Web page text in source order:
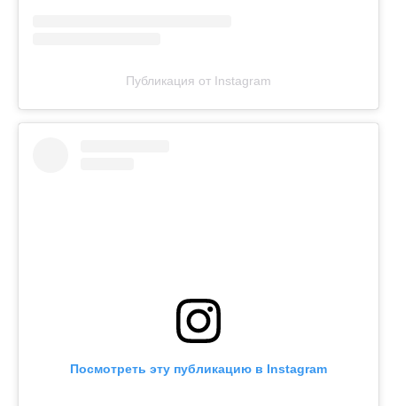
Публикация от Instagram
Посмотреть эту публикацию в Instagram